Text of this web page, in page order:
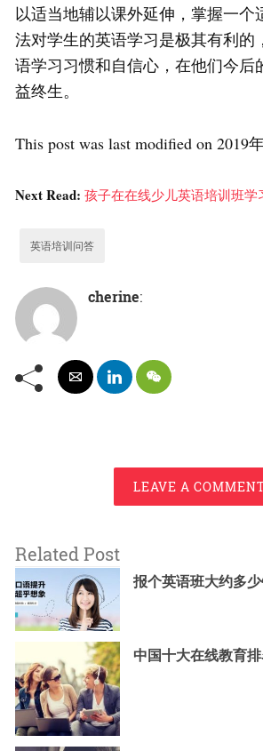
以适当地辅以课外延伸，掌握一个
法对学生的英语学习是极其有利的
语学习习惯和自信心，在他们今后
益终生。
This post was last modified on 2019
Next Read: 孩子在在线少儿英语培训班学
英语培训问答
cherine:
LEAVE A
Related Post
报个英语班大约多
中国十大在线教育排